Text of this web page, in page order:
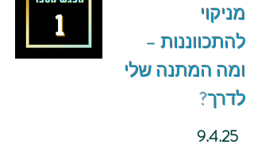
מניקוי
להתכווננות –
ומה המתנה שלי
לדרך?
9.4.25